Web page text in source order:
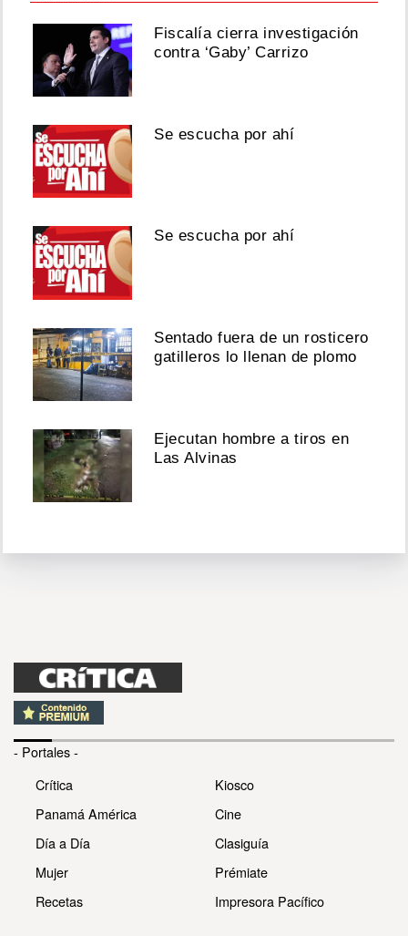
Fiscalía cierra investigación
contra ‘Gaby’ Carrizo
Se escucha por ahí
Se escucha por ahí
Sentado fuera de un rosticero
gatilleros lo llenan de plomo
Ejecutan hombre a tiros en
Las Alvinas
- Portales -
Crítica
Panamá América
Día a Día
Mujer
Recetas
Kiosco
Cine
Clasiguía
Prémiate
Impresora Pacífico